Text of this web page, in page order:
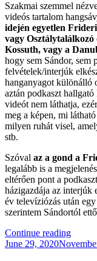
Szakmai szemmel
videós tartalom
idején egyetlen
vagy Osztálytalálkozó
Kossuth, vagy a
hogy sem Sándor, sem
felvételek/interjúk
hanganyagot
aztán podkaszt
videót nem láthatja,
meg a képen, mi
milyen ruhát visel,
stb.
Szóval az a gond a
legalább is a
eltérően pont a
házigazdája az interjúk
év televíziózás után
szerintem Sándortól
Continue reading“A
Posted
June 29, 2020